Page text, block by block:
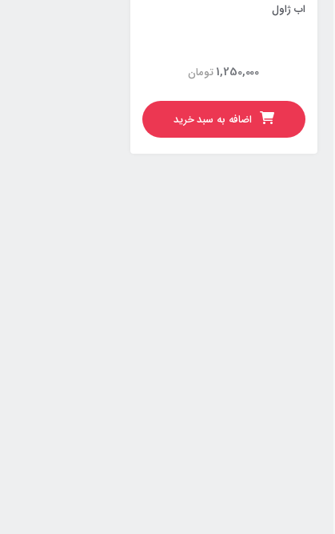
اب ژاول
تومان1,250,000
اضافه به سبد خرید